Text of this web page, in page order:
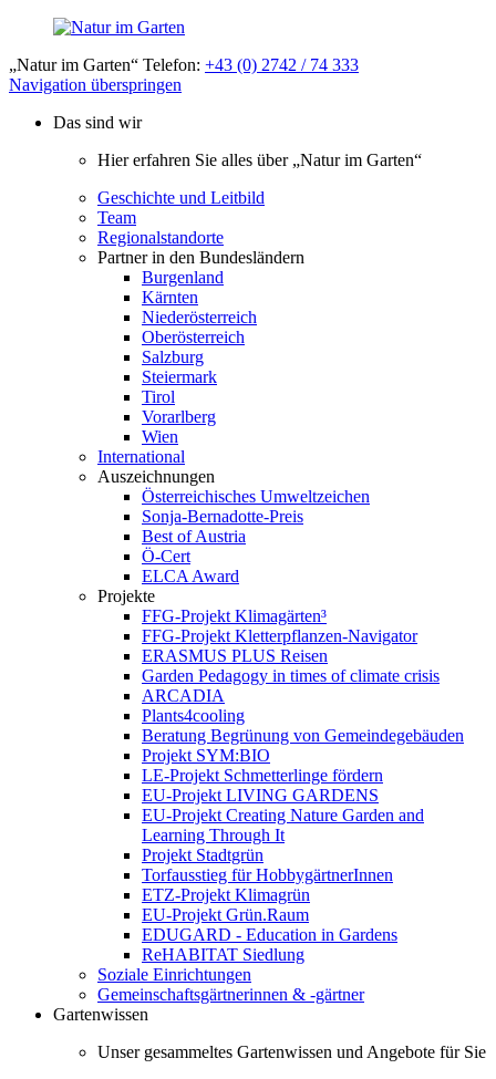
„Natur im Garten“ Telefon: +43 (0) 2742 / 74 333
Navigation überspringen
Das sind wir
Hier erfahren Sie alles über „Natur im Garten“
Geschichte und Leitbild
Team
Regionalstandorte
Partner in den Bundesländern
Burgenland
Kärnten
Niederösterreich
Oberösterreich
Salzburg
Steiermark
Tirol
Vorarlberg
Wien
International
Auszeichnungen
Österreichisches Umweltzeichen
Sonja-Bernadotte-Preis
Best of Austria
Ö-Cert
ELCA Award
Projekte
FFG-Projekt Klimagärten³
FFG-Projekt Kletterpflanzen-Navigator
ERASMUS PLUS Reisen
Garden Pedagogy in times of climate crisis
ARCADIA
Plants4cooling
Beratung Begrünung von Gemeindegebäuden
Projekt SYM:BIO
LE-Projekt Schmetterlinge fördern
EU-Projekt LIVING GARDENS
EU-Projekt Creating Nature Garden and
Learning Through It
Projekt Stadtgrün
Torfausstieg für HobbygärtnerInnen
ETZ-Projekt Klimagrün
EU-Projekt Grün.Raum
EDUGARD - Education in Gardens
ReHABITAT Siedlung
Soziale Einrichtungen
Gemeinschaftsgärtnerinnen & -gärtner
Gartenwissen
Unser gesammeltes Gartenwissen und Angebote für Sie